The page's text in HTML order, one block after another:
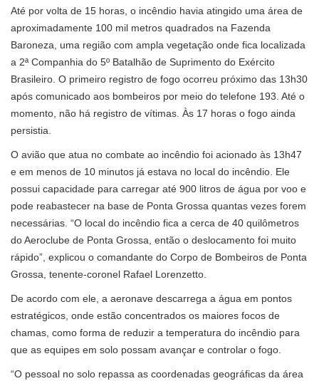
Até por volta de 15 horas, o incêndio havia atingido uma área de
aproximadamente 100 mil metros quadrados na Fazenda
Baroneza, uma região com ampla vegetação onde fica localizada
a 2ª Companhia do 5º Batalhão de Suprimento do Exército
Brasileiro. O primeiro registro de fogo ocorreu próximo das 13h30
após comunicado aos bombeiros por meio do telefone 193. Até o
momento, não há registro de vítimas. Às 17 horas o fogo ainda
persistia.
O avião que atua no combate ao incêndio foi acionado às 13h47
e em menos de 10 minutos já estava no local do incêndio. Ele
possui capacidade para carregar até 900 litros de água por voo e
pode reabastecer na base de Ponta Grossa quantas vezes forem
necessárias. “O local do incêndio fica a cerca de 40 quilômetros
do Aeroclube de Ponta Grossa, então o deslocamento foi muito
rápido”, explicou o comandante do Corpo de Bombeiros de Ponta
Grossa, tenente-coronel Rafael Lorenzetto.
De acordo com ele, a aeronave descarrega a água em pontos
estratégicos, onde estão concentrados os maiores focos de
chamas, como forma de reduzir a temperatura do incêndio para
que as equipes em solo possam avançar e controlar o fogo.
“O pessoal no solo repassa as coordenadas geográficas da área